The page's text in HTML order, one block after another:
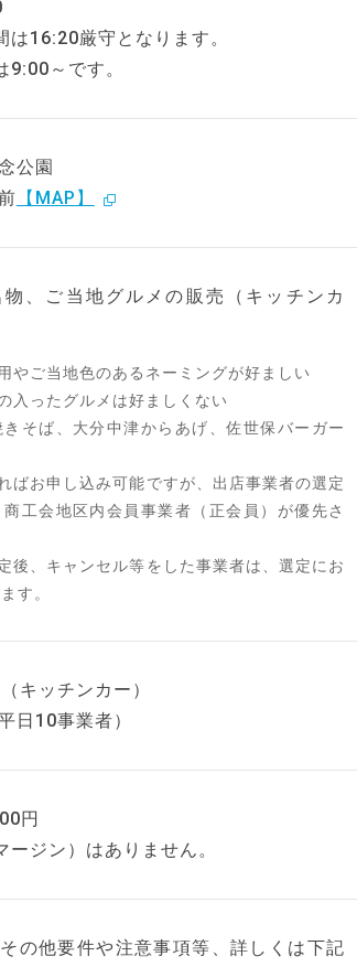
は16:20厳守となります。
～です。
公園
【MAP】
、ご当地グルメの販売（キッチンカ
やご当地色のあるネーミングが好ましい
入ったグルメは好ましくない
きそば、大分中津からあげ、佐世保バーガー
ばお申し込み可能ですが、出店事業者の選定
工会地区内会員事業者（正会員）が優先さ
後、キャンセル等をした事業者は、選定にお
す。
キッチンカー）
日10事業者）
円
ジン）はありません。
の他要件や注意事項等、詳しくは下記